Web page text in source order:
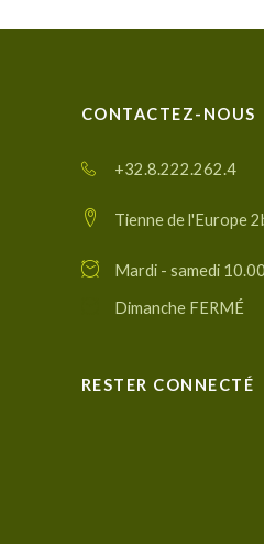
CONTACTEZ-NOUS
+32.8.222.262.4
Tienne de l'Europe
Mardi - samedi
Dimanche FERMÉ
RESTER CONNECTÉ